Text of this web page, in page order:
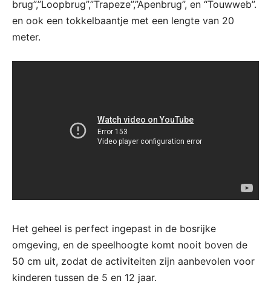
brug”,”Loopbrug”,”Trapeze”,”Apenbrug”, en “Touwweb”.
en ook een tokkelbaantje met een lengte van 20
meter.
Het geheel is perfect ingepast in de bosrijke
omgeving, en de speelhoogte komt nooit boven de
50 cm uit, zodat de activiteiten zijn aanbevolen voor
kinderen tussen de 5 en 12 jaar.